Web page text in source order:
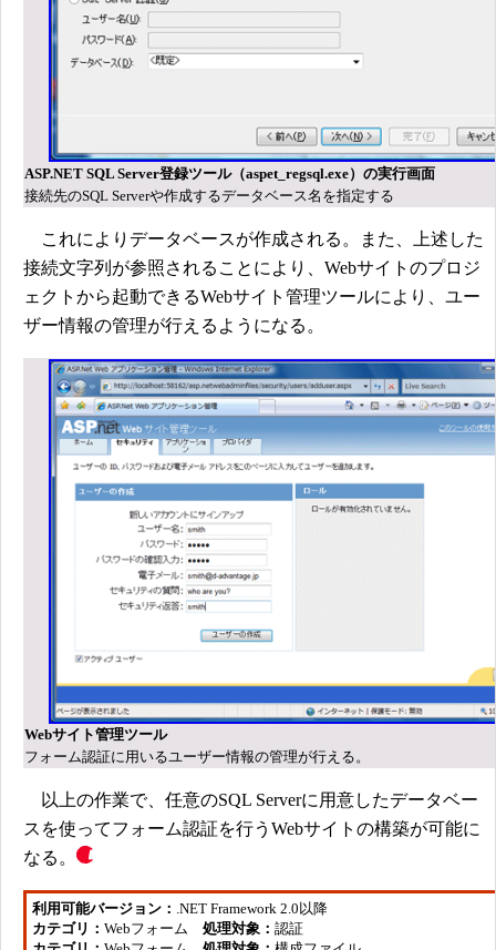
ASP.NET SQL Server登録ツール（aspet_regsql.exe）の実行画面
接続先のSQL Serverや作成するデータベース名を指定する
これによりデータベースが作成される。また、上述した
接続文字列が参照されることにより、Webサイトのプロジ
ェクトから起動できるWebサイト管理ツールにより、ユー
ザー情報の管理が行えるようになる。
Webサイト管理ツール
フォーム認証に用いるユーザー情報の管理が行える。
以上の作業で、任意のSQL Serverに用意したデータベー
スを使ってフォーム認証を行うWebサイトの構築が可能に
なる。
利用可能バージョン： .NET Framework 2.0以降
カテゴリ： Webフォーム 処理対象： 認証